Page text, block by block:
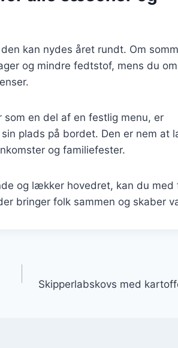
kan nydes året rundt. Om
og mindre fedtstof, mens du
en del af en festlig menu, er
plads på bordet. Den er nem at
og familiefester.
og lækker hovedret, kan du med
bringer folk sammen og skaber
Skipperlabskovs med